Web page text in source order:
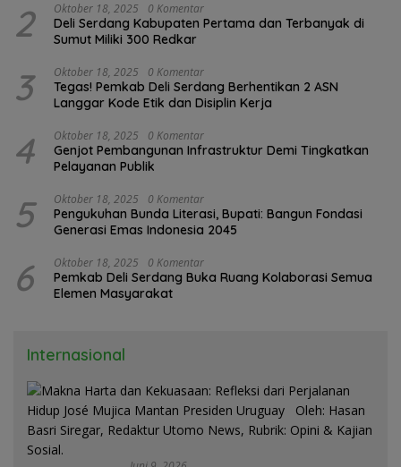
2 Oktober 18, 2025 0 Komentar
Deli Serdang Kabupaten Pertama dan Terbanyak di
Sumut Miliki 300 Redkar
3 Oktober 18, 2025 0 Komentar
Tegas! Pemkab Deli Serdang Berhentikan 2 ASN
Langgar Kode Etik dan Disiplin Kerja
4 Oktober 18, 2025 0 Komentar
Genjot Pembangunan Infrastruktur Demi Tingkatkan
Pelayanan Publik
5 Oktober 18, 2025 0 Komentar
Pengukuhan Bunda Literasi, Bupati: Bangun Fondasi
Generasi Emas Indonesia 2045
6 Oktober 18, 2025 0 Komentar
Pemkab Deli Serdang Buka Ruang Kolaborasi Semua
Elemen Masyarakat
Internasional